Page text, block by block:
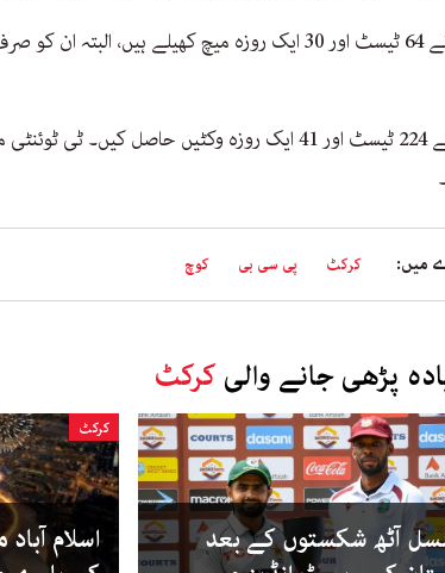
فلینڈر نے 64 ٹیسٹ اور 30 ایک روزہ میچ کھیلے ہیں،
انہوں نے 224 ٹیسٹ اور 41 ایک روزہ وکٹیں حاصل
میں: کرکٹ پی سی بی کوچ
پڑھی جانے والی کرکٹ
آٹھ شکستوں کے بعد
کرکٹ
اسلام